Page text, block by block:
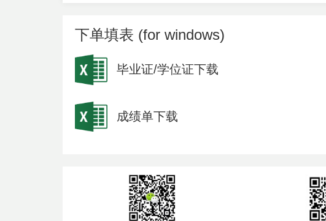
下单填表 (for windows)
毕业证/学位证下载
成绩单下载